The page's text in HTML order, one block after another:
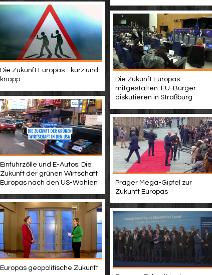
Die Zukunft Europas - kurz und
knapp
Die Zukunft Europas
mitgestalten: EU-Bürger
diskutieren in Straßburg
Einfuhrzölle und E-Autos: Die
Zukunft der grünen Wirtschaft
Europas nach den US-Wahlen
Prager Mega-Gipfel zur
Zukunft Europas
Europas geopolitische Zukunft